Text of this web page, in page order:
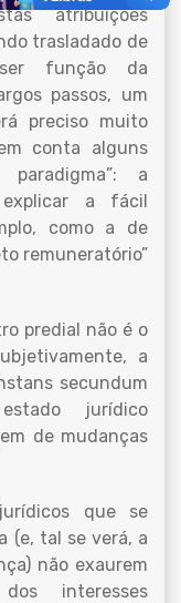
atribuições
trasladado de
função da
passos, um
preciso muito
conta alguns
a
a fácil
como a de
remuneratório”
predial não é o
a
secundum
jurídico
de mudanças
que se
(e, tal se verá, a
não exaurem
interesses